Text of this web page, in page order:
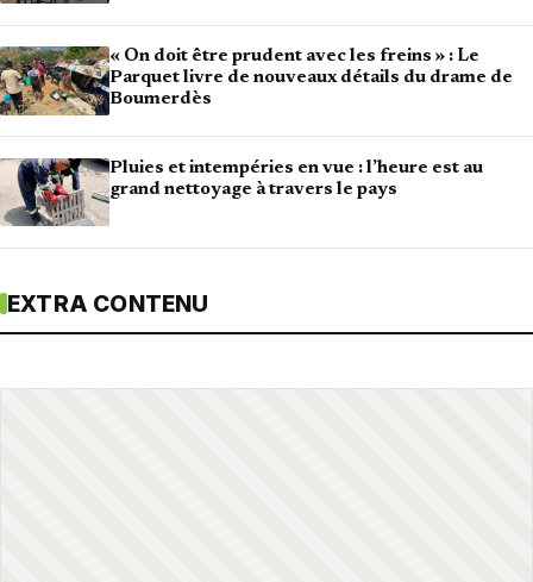
« On doit être prudent avec les freins » : Le
Parquet livre de nouveaux détails du drame de
Boumerdès
Pluies et intempéries en vue : l’heure est au
grand nettoyage à travers le pays
EXTRA CONTENU